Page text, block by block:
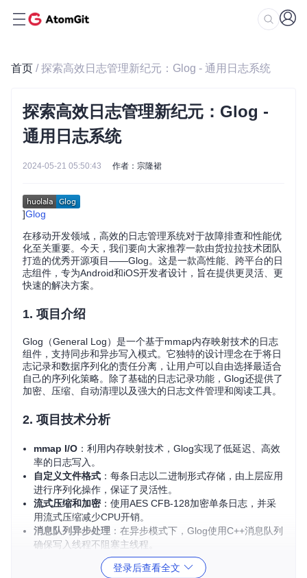
首页 / 探索高效日志管理新纪元：Glog - 通用日志系统
探索高效日志管理新纪元：Glog -
通用日志系统
2024-05-21 05:50:43 作者：宗隆裙
]Glog
在移动开发领域，高效的日志管理系统对于故障排查和性能优
化至关重要。今天，我们要向大家推荐一款由货拉拉技术团队
打造的优秀开源项目——Glog。这是一款高性能、跨平台的日
志组件，专为Android和iOS开发者设计，旨在提供更灵活、更
快速的解决方案。
1. 项目介绍
Glog（General Log）是一个基于mmap内存映射技术的日志
组件，支持同步和异步写入模式。它独特的设计理念在于将日
志记录和数据序列化的责任分离，让用户可以自由选择最适合
自己的序列化策略。除了基础的日志记录功能，Glog还提供了
加密、压缩、自动清理以及强大的日志文件管理和阅读工具。
2. 项目技术分析
mmap I/O ：利用内存映射技术，Glog实现了低延迟、高效
率的日志写入。
自定义文件格式 ：每条日志以二进制形式存储，由上层应用
进行序列化操作，保证了灵活性。
流式压缩和加密：使用AES CFB-128加密单条日志，并采
用流式压缩减少CPU开销。
消息队列异步处理 ：在异步模式下，Glog使用C++消息队列
确保写入线程不阻塞主线程。
智能日志清理与归档：支持日志的增量归档和全量归档，有
效管理日志文件大小。登录后查看全文